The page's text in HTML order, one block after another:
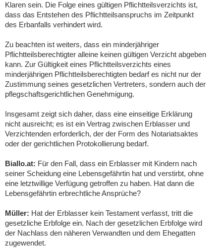
Klaren sein. Die Folge eines gültigen Pflichtteilsverzichts ist,
dass das Entstehen des Pflichtteilsanspruchs im Zeitpunkt
des Erbanfalls verhindert wird.
Zu beachten ist weiters, dass ein minderjähriger
Pflichtteilsberechtigter alleine keinen gültigen Verzicht abgeben
kann. Zur Gültigkeit eines Pflichtteilsverzichts eines
minderjährigen Pflichtteilsberechtigten bedarf es nicht nur der
Zustimmung seines gesetzlichen Vertreters, sondern auch der
pflegschaftsgerichtlichen Genehmigung.
Insgesamt zeigt sich daher, dass eine einseitige Erklärung
nicht ausreicht; es ist ein Vertrag zwischen Erblasser und
Verzichtenden erforderlich, der der Form des Notariatsaktes
oder der gerichtlichen Protokollierung bedarf.
Biallo.at: Für den Fall, dass ein Erblasser mit Kindern nach
seiner Scheidung eine Lebensgefährtin hat und verstirbt, ohne
eine letztwillige Verfügung getroffen zu haben. Hat dann die
Lebensgefährtin erbrechtliche Ansprüche?
Müller: Hat der Erblasser kein Testament verfasst, tritt die
gesetzliche Erbfolge ein. Nach der gesetzlichen Erbfolge wird
der Nachlass den näheren Verwandten und dem Ehegatten
zugewendet.